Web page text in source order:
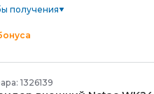
получения
1326139